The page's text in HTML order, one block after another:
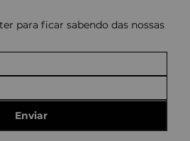
para ficar sabendo das nossas
Enviar